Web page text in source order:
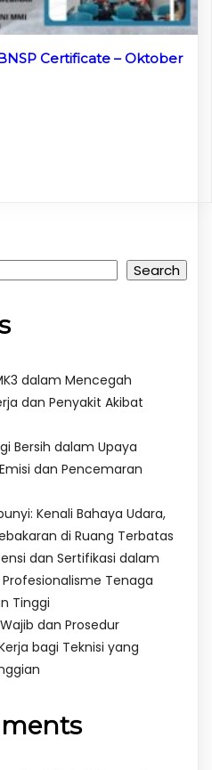
Certificate – Oktober
Search
dalam Mencegah
dan Penyakit Akibat
Bersih dalam Upaya
dan Pencemaran
Kenali Bahaya Udara,
di Ruang Terbatas
dan Sertifikasi dalam
Tenaga
Tinggi
dan Prosedur
bagi Teknisi yang